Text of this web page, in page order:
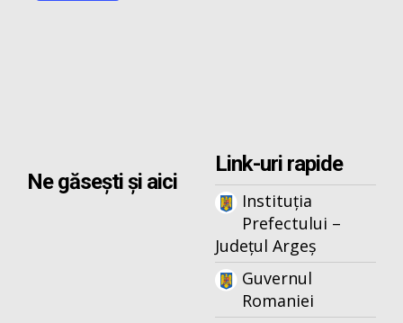
Ne găsești și aici
Link-uri rapide
Instituția
Prefectului –
Județul Argeș
Guvernul
Romaniei